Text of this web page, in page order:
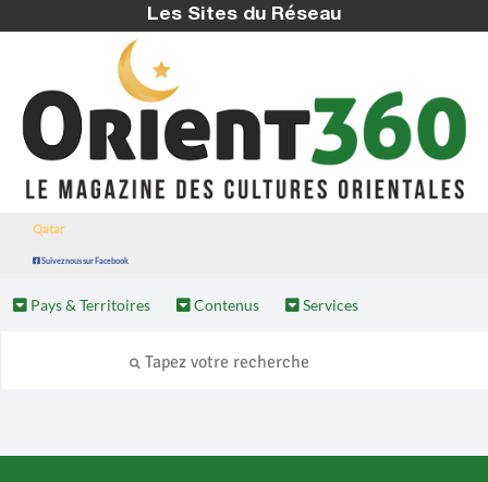
Les Sites du Réseau
Qatar
Suivez nous sur Facebook
Pays & Territoires Contenus Services